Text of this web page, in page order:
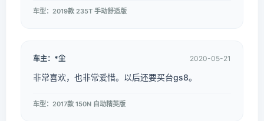
车型：2019款 235T 手动舒适版
车主：*尘 2020-05-21
非常喜欢，也非常爱惜。以后还要买台gs8。
车型：2017款 150N 自动精英版